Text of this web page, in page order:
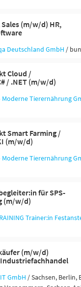
(m/w/d) HR,
Deutschland GmbH /
Cloud /
/ .NET (m/w/d)
Moderne Tierernährung
Smart Farming /
(m/w/d)
Moderne Tierernährung
für SPS-
(m/w/d)
Trainer:in
(m/w/d)
GmbH / Sachsen, Berlin,